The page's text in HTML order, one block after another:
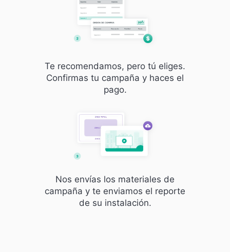
Te recomendamos, pero tú eliges.
Confirmas tu campaña y haces el
pago.
Nos envías los materiales de
campaña y te enviamos el reporte
de su instalación.